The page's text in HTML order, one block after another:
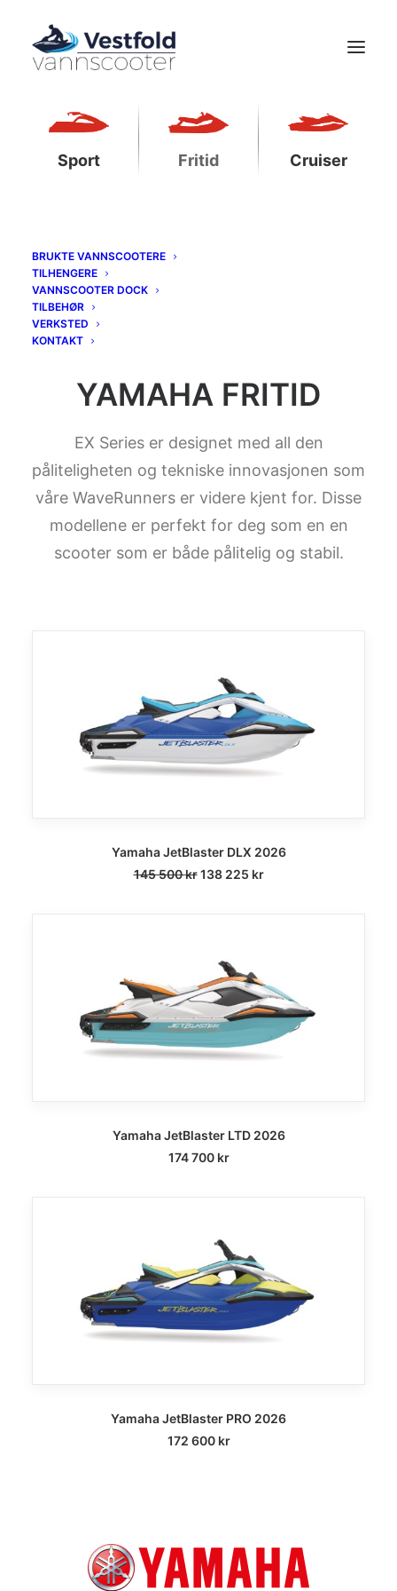
Sport Fritid Cruiser
BRUKTE VANNSCOOTERE
TILHENGERE
VANNSCOOTER DOCK
TILBEHØR
VERKSTED
KONTAKT
FRITID
YAMAHA FRITID
EX Series er designet med all den
påliteligheten og tekniske innovasjonen som
våre WaveRunners er videre kjent for. Disse
modellene er perfekt for deg som en en
scooter som er både pålitelig og stabil.
Yamaha JetBlaster DLX 2026
145 500kr Opprinnelig
138 225 krNåværende
Yamaha JetBlaster LTD 2026
174 700 kr
Yamaha JetBlaster PRO 2026
172 600 kr